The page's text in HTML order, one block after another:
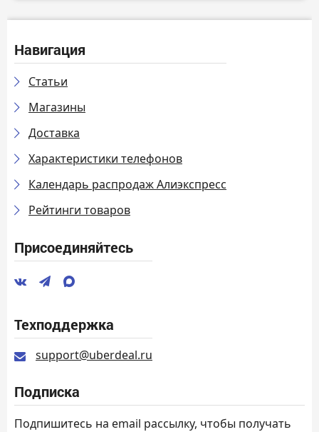
Навигация
Статьи
Магазины
Доставка
Характеристики телефонов
Календарь распродаж Алиэкспресс
Рейтинги товаров
Присоединяйтесь
Техподдержка
support@uberdeal.ru
Подписка
Подпишитесь на email рассылку, чтобы получать